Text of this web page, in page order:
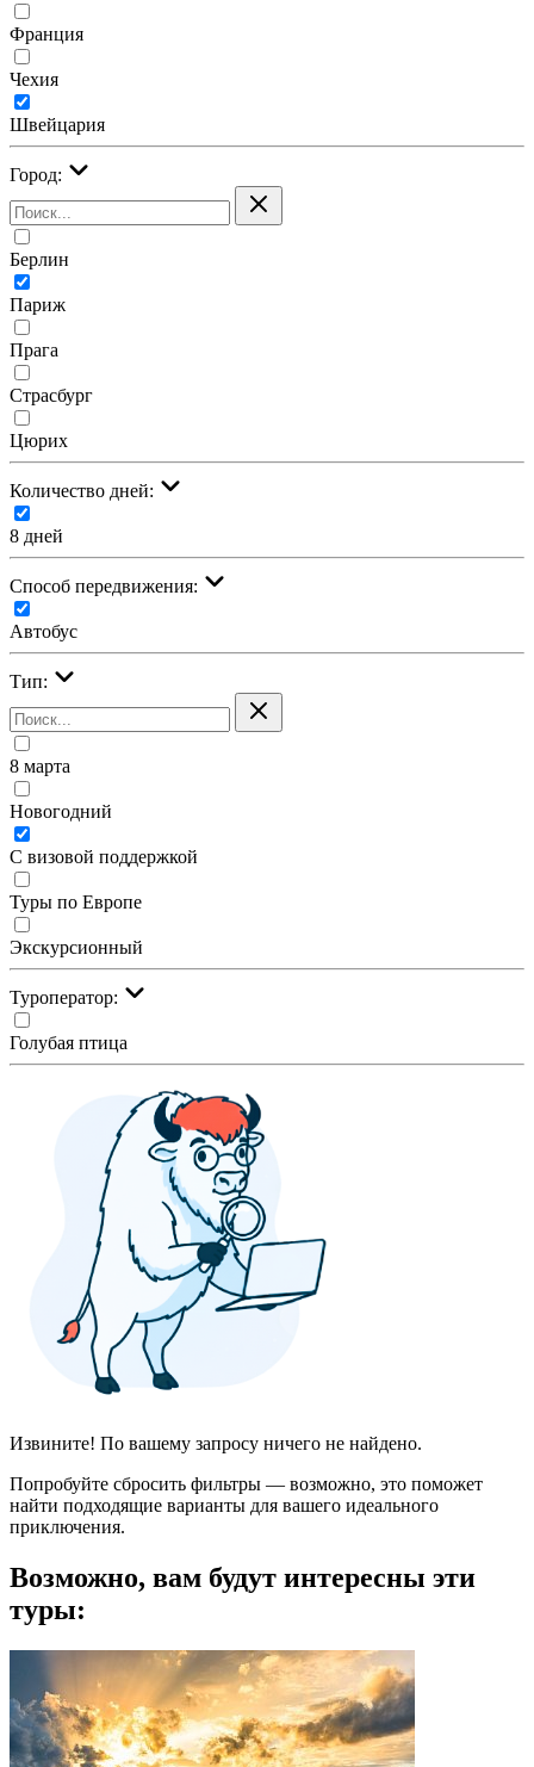
Франция
Чехия
Швейцария
Город:
Берлин
Париж
Прага
Страсбург
Цюрих
Количество дней:
8 дней
Cпособ передвижения:
Автобус
Тип:
8 марта
Новогодний
С визовой поддержкой
Туры по Европе
Экскурсионный
Туроператор:
Голубая птица
Извините! По вашему запросу ничего не найдено.
Попробуйте сбросить фильтры — возможно, это поможет
найти подходящие варианты для вашего идеального
приключения.
Возможно, вам будут интересны эти
туры: